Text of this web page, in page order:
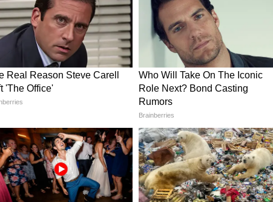
মেয়ের বিয়েতে উপস্থিত ছিলেন সলমন। সেখানে তাঁর
নজরে আসে। যা নিয়ে বলিউড মহলে শুরু